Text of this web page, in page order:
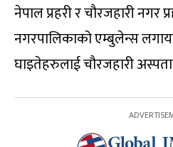
नेपाल प्रहरी र चौरजहारी नगर
नगरपालिकाको एम्बुलेन्स
घाइतेहरुलाई चौरजहारी